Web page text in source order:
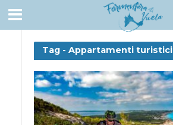
Tag - Appartamenti turistici